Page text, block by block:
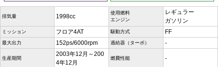
排気量 1998cc
使用燃料
エンジン
レギュラー
ガソリン
ミッション フロア4AT 駆動方式 FF
最大出力 152ps/6000rpm 過給器（ターボ） -
生産期間
2003年12月～200
4年12月
燃費性能 -